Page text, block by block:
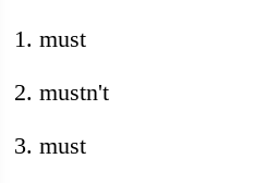
1. must
2. mustn't
3. must